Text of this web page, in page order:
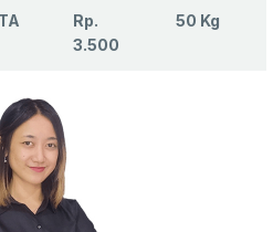
Rp.
3.500
50 Kg